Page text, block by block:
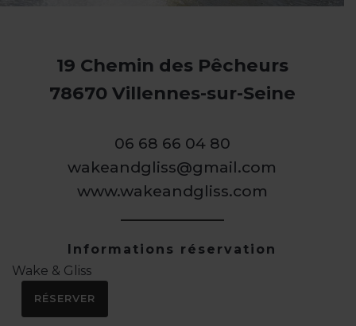
19 Chemin des Pêcheurs
78670 Villennes-sur-Seine
06 68 66 04 80
wakeandgliss@gmail.com
www.wakeandgliss.com
Informations réservation
Wake & Gliss
RÉSERVER